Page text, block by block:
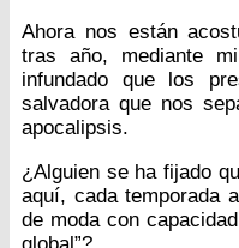
Ahora nos están
tras año, mediante
infundado que los
salvadora que nos
apocalipsis.
¿Alguien se ha fijado
aquí, cada temporada
de moda con
global”?